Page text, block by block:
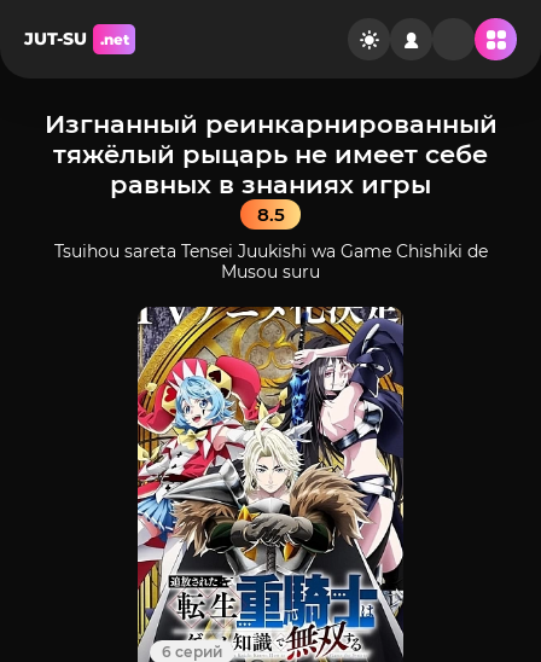
JUT-SU .net
Изгнанный реинкарнированный
тяжёлый рыцарь не имеет себе
равных в знаниях игры
8.5
Tsuihou sareta Tensei Juukishi wa Game Chishiki de
Musou suru
6 серий